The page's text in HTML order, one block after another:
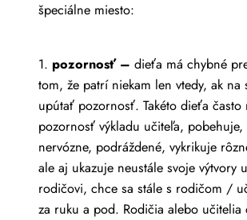
špeciálne miesto:
1. pozornosť – dieťa má chybné
tom, že patrí niekam len vtedy, ak na
upútať pozornosť. Takéto dieťa často
pozornosť výkladu učiteľa,
nervózne, podráždené, vykrikuje
ale aj ukazuje neustále svoje výtvory
rodičovi, chce sa stále s rodičom /
za ruku a pod. Rodičia alebo učitelia